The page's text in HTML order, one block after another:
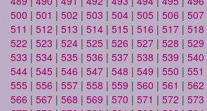
500 | 501 | 502 | 503 | 504 | 505 | 506 | 507
511 | 512 | 513 | 514 | 515 | 516 | 517 | 518
522 | 523 | 524 | 525 | 526 | 527 | 528 | 529
533 | 534 | 535 | 536 | 537 | 538 | 539 | 540
544 | 545 | 546 | 547 | 548 | 549 | 550 | 551
555 | 556 | 557 | 558 | 559 | 560 | 561 | 562
566 | 567 | 568 | 569 | 570 | 571 | 572 | 573